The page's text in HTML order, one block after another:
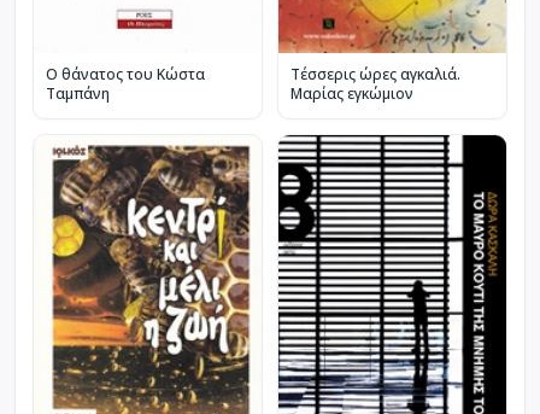
Ο θάνατος του Κώστα
Ταμπάνη
Τέσσερις ώρες αγκαλιά.
Μαρίας εγκώμιον